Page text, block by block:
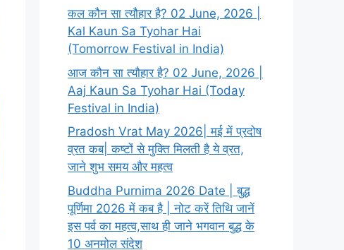
कल कौन सा त्यौहार है? 02 June, 2026 |
Kal Kaun Sa Tyohar Hai
(Tomorrow Festival in India)
आज कौन सा त्यौहार है? 02 June, 2026 |
Aaj Kaun Sa Tyohar Hai (Today
Festival in India)
Pradosh Vrat May 2026| मई में प्रदोष
व्रत कब| कष्टों से मुक्ति मिलती है ये व्रत,
जाने शुभ समय और महत्व
Buddha Purnima 2026 Date | बुद्ध
पूर्णिमा 2026 में कब है | नोट करें तिथि जानें
इस पर्व का महत्व,साथ ही जाने भगवान बुद्ध के
10 अनमोल संदेश